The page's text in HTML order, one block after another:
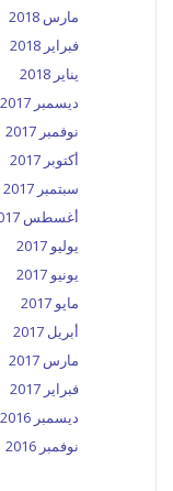
مارس 2018
فبراير 2018
يناير 2018
ديسمبر 2017
نوفمبر 2017
أكتوبر 2017
سبتمبر 2017
أغسطس 2017
يوليو 2017
يونيو 2017
مايو 2017
أبريل 2017
مارس 2017
فبراير 2017
ديسمبر 2016
نوفمبر 2016